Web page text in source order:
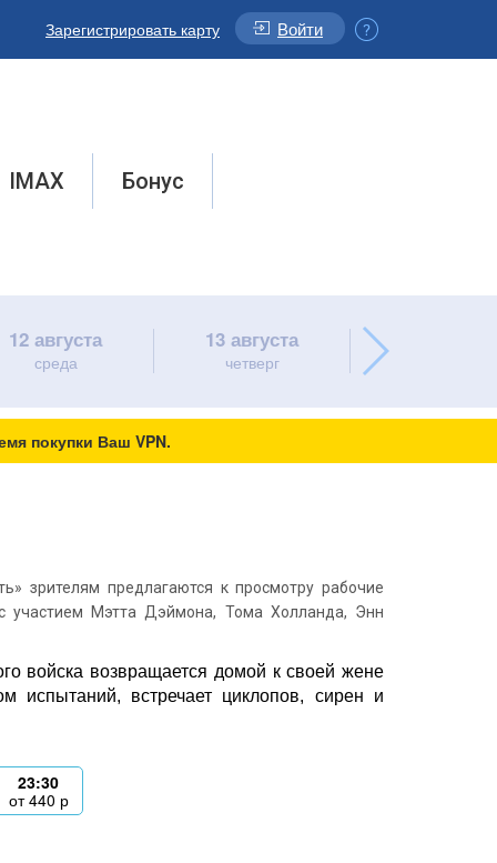
Зарегистрировать карту Войти
IMAX Бонус
12 августа
среда
13 августа
четверг
покупки Ваш VPN.
зрителям предлагаются к просмотру рабочие
участием Мэтта Дэймона, Тома Холланда, Энн
войска возвращается домой к своей жене
испытаний, встречает циклопов, сирен и
23:30
от440 р